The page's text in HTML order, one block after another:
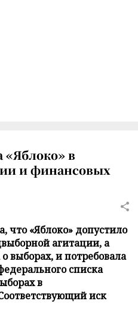
«Яблоко» в
и финансовых
что «Яблоко» допустило
агитации, а
выборах, и потребовала
списка
в
иск